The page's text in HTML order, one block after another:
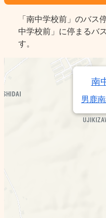
「南中学校前」のバス
中学校前」に停まるバ
す。
南
男鹿